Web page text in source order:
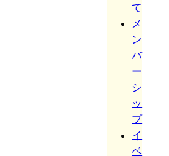
て
メ
ン
バ
ー
シ
ッ
プ
イ
ベ